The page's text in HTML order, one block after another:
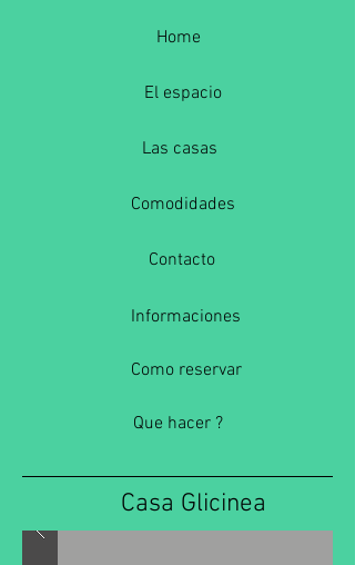
Home
El espacio
Las casas
Comodidades
Contacto
Informaciones
Como reservar
Que hacer ?
Casa Glicinea